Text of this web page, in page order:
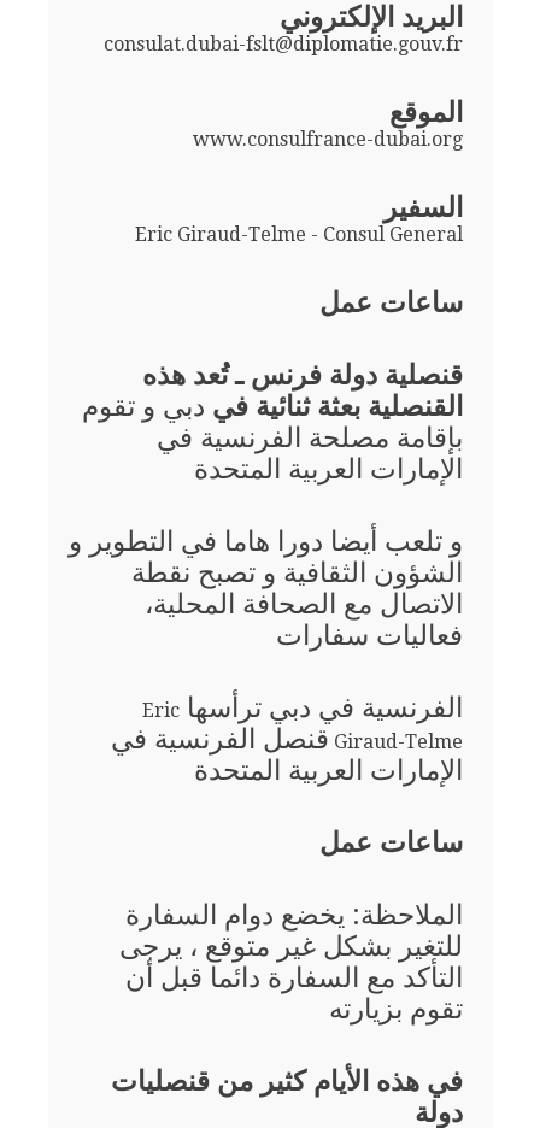
البريد الإلكتروني
consulat.dubai-fslt@diplomatie.gouv.fr
الموقع
www.consulfrance-dubai.org
السفير
Eric Giraud-Telme - Consul General
ساعات عمل
قنصلية دولة فرنس ـ تُعد هذه
القنصلية بعثة ثنائية في دبي و تقوم
بإقامة مصلحة الفرنسية في
الإمارات العربية المتحدة
و تلعب أيضا دورا هاما في التطوير و
الشؤون الثقافية و تصبح نقطة
الاتصال مع الصحافة المحلية،
فعاليات سفارات
الفرنسية في دبي ترأسها Eric
Giraud-Telme قنصل الفرنسية في
الإمارات العربية المتحدة
ساعات عمل
الملاحظة: يخضع دوام السفارة
للتغير بشكل غير متوقع ، يرجى
التأكد مع السفارة دائما قبل أن
تقوم بزيارته
في هذه الأيام كثير من قنصليات
دولة